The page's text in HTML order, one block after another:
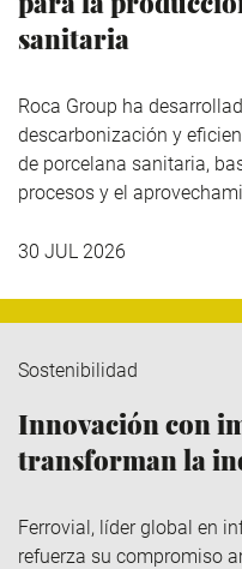
sanitaria
Roca Group ha
descarbonización y
de porcelana sanitaria,
procesos y el
30 JUL 2026
Sostenibilidad
Innovación con
transforman la
Ferrovial, líder global en
refuerza su compromiso